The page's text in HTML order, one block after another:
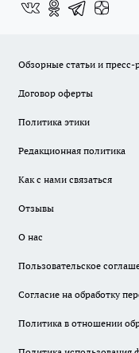
Обзорные статьи и пресс-
Договор оферты
Политика этики
Редакционная политика
Как с нами связаться
Отзывы
О нас
Пользовательское
Согласие на обработку
Политика в отношении